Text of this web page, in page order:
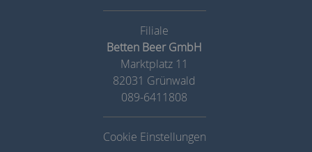
Betten Beer GmbH
Marktplatz 11
82031 Grünwald
089-6411808
Cookie Einstellungen